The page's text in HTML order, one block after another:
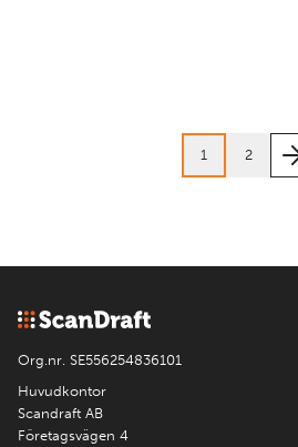
1 2
Org.nr. SE556254836101
Huvudkontor
Scandraft AB
Företagsvägen 4